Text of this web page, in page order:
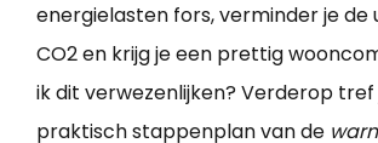
energielasten fors, verminder je de
CO2 en krijg je een prettig
ik dit verwezenlijken? Verderop tref
praktisch stappenplan van de